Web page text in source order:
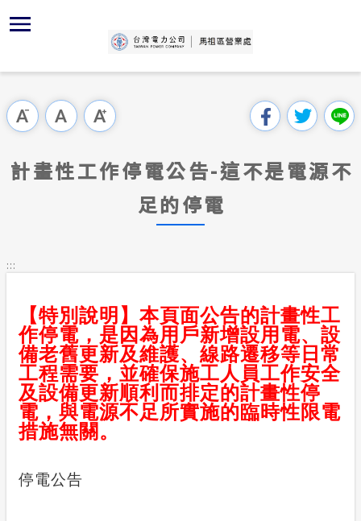
到
容
區
跳過此工具列
計畫性工作停電公告-這不是電源不
足的停電
:::
【特別說明】本頁面公告的計畫性工
作停電，是因為用戶新增設用電、設
備老舊更新及維護、線路遷移等日常
工程需要，並確保施工人員工作安全
及設備更新順利而排定的計畫性停
電，與電源不足所實施的臨時性限電
措施無關。
停電公告
首頁
區處簡介
主動公開資訊
電力生活館
常見問答
交流園地
服務消息
安全性政策
沿革及
經營實績
區處簡
供電時程
繳費方
對外關
行政指
請願之
書面之
合議制
支付或
電業法
營業規
約
電價表
用電安全
意見信箱
問卷調查